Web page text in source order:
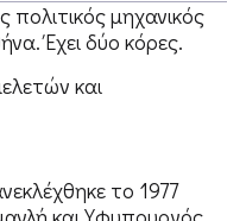
μηχανικός
Έχει δύο κόρες.
και
το 1977